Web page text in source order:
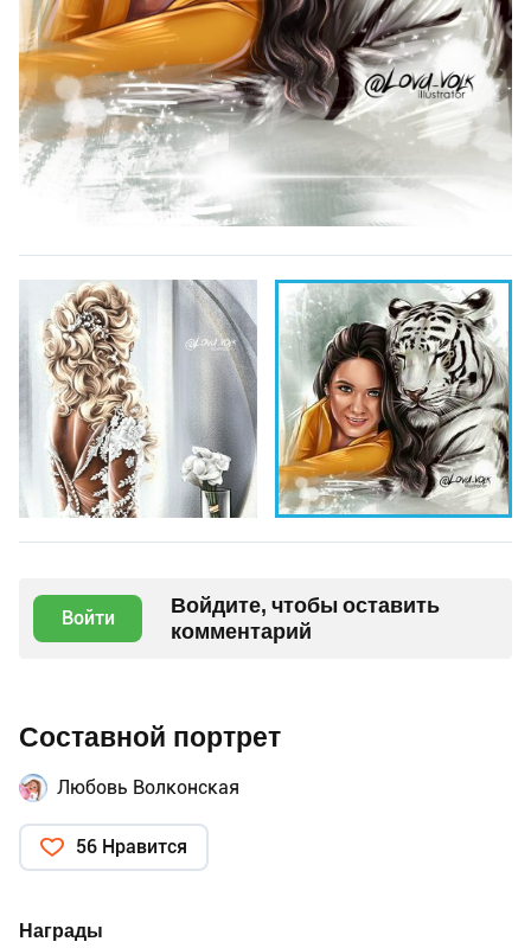
Войти
Войдите, чтобы оставить
комментарий
Составной портрет
Любовь Волконская
56 Нравится
Награды